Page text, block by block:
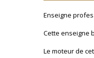
Enseigne
Cette enseigne
Le moteur de